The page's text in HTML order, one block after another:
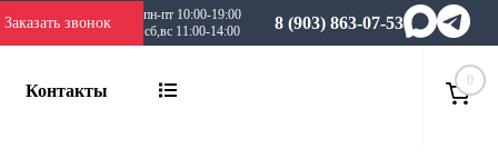
Заказать звонок
пн-пт 10:00-19:00
сб,вс 11:00-14:00
8 (903) 863-07-53
Контакты
0